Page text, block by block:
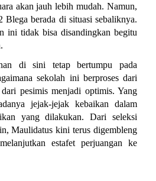
akan jauh lebih mudah. Namun,
berada di situasi sebaliknya.
ini tidak bisa disandingkan begitu
di sini tetap bertumpu pada
sekolah ini berproses dari
pesimis menjadi optimis. Yang
jejak-jejak kebaikan dalam
yang dilakukan. Dari seleksi
Maulidatus kini terus digembleng
estafet perjuangan ke